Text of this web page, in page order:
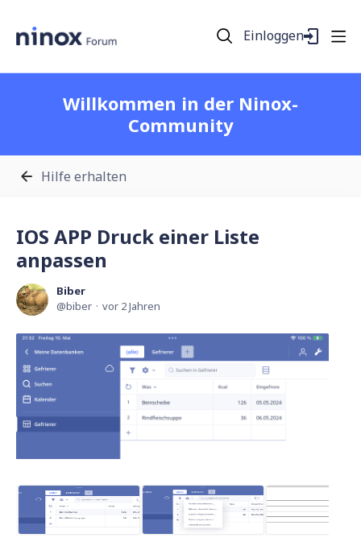
Einloggen
Willkommen in der Ninox-
Community
Hilfe erhalten
IOS APP Druck einer Liste
anpassen
Biber
biber
vor 2 Jahren